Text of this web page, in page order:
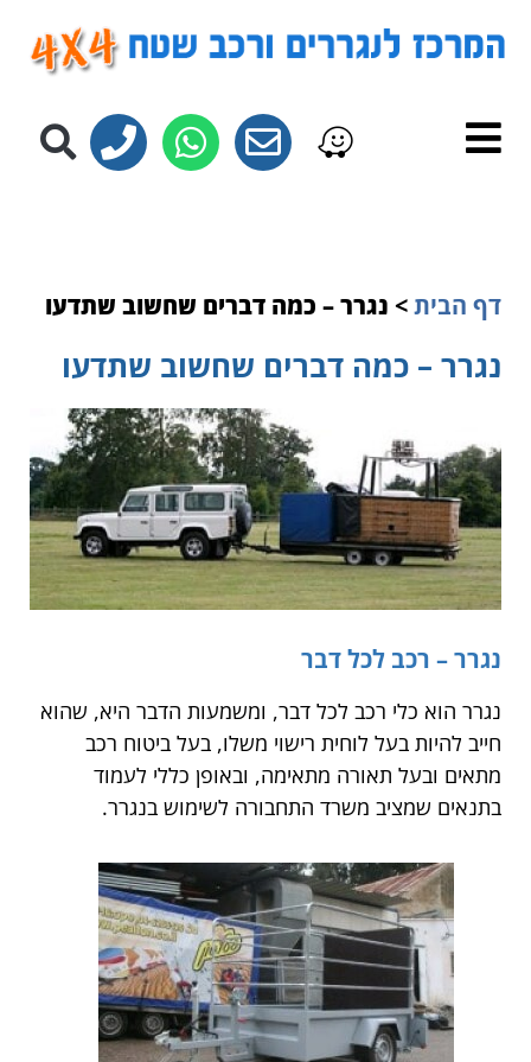
דף הבית> נגרר – כמה דברים שחשוב שתדעו
נגרר – כמה דברים שחשוב שתדעו
נגרר – רכב לכל דבר
נגרר הוא כלי רכב לכל דבר, ומשמעות הדבר היא, שהוא
חייב להיות בעל לוחית רישוי משלו, בעל ביטוח רכב
מתאים ובעל תאורה מתאימה, ובאופן כללי לעמוד
בתנאים שמציב משרד התחבורה לשימוש בנגרר.